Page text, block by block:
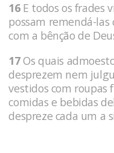
16E todos os frades
possam remendá-las
com a bênção de
17Os quais
desprezem nem
vestidos com roupas
comidas e bebidas
despreze cada um a